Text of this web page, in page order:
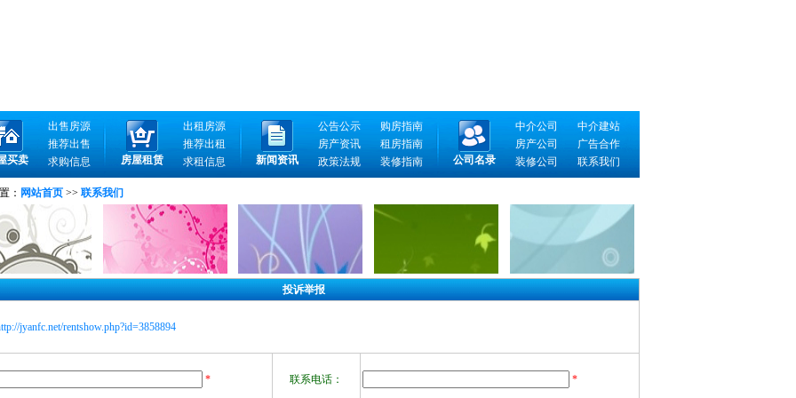
买卖
出售房源
房屋租赁
出租房源
新闻资讯
公告公示 购房指南
公司名录
中介公司
中介建站
推荐出售
推荐出租 房产资讯 租房指南 房产公司
广告合作
求购信息
求租信息 政策法规 装修指南 装修公司 联系我们
： 网站首页 >> 联系我们
投诉举报
jyanfc.net/rentshow.php?id=3858894
* 联系电话： *